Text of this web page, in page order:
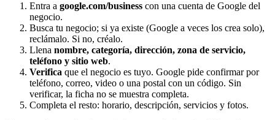
Entra a google.com/business con una cuenta de Google del
negocio.
Busca tu negocio; si ya existe (Google a veces los crea solo),
recláma​lo. Si no, créalo.
Llena nombre, categoría, dirección, zona de servicio,
teléfono y sitio web.
Verifica que el negocio es tuyo. Google pide confirmar por
teléfono, correo, video o una postal con un código. Sin
verificar, la ficha no se muestra completa.
Completa el resto: horario, descripción, servicios y fotos.